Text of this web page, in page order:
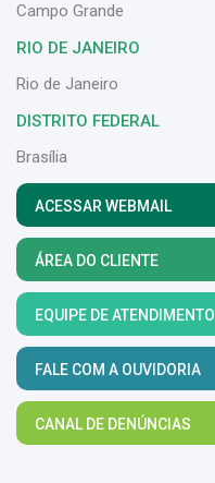
Campo Grande
RIO DE JANEIRO
Rio de Janeiro
DISTRITO FEDERAL
Brasília
ACESSAR WEBMAIL
ÁREA DO CLIENTE
EQUIPE DE ATENDIMENTO
FALE COM A OUVIDORIA
CANAL DE DENÚNCIAS